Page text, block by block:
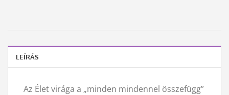
LEÍRÁS
Az Élet virága a „minden mindennel összefügg”